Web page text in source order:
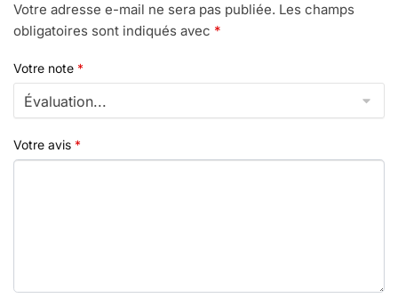
Votre adresse e-mail ne sera pas publiée. Les champs
obligatoires sont indiqués avec *
Votre note *
Votre avis *